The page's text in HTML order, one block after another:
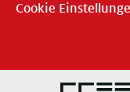
Cookie